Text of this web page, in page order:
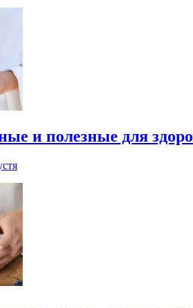
и полезные для